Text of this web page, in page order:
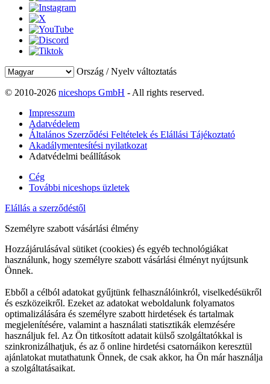
Ország / Nyelv változtatás
© 2010-2026 niceshops GmbH - All rights reserved.
Impresszum
Adatvédelem
Általános Szerződési Feltételek és Elállási Tájékoztató
Akadálymentesítési nyilatkozat
Adatvédelmi beállítások
Cég
További niceshops üzletek
Elállás a szerződéstől
Személyre szabott vásárlási élmény
Hozzájárulásával sütiket (cookies) és egyéb technológiákat
használunk, hogy személyre szabott vásárlási élményt nyújtsunk
Önnek.
Ebből a célból adatokat gyűjtünk felhasználóinkról, viselkedésükről
és eszközeikről. Ezeket az adatokat weboldalunk folyamatos
optimalizálására és személyre szabott hirdetések és tartalmak
megjelenítésére, valamint a használati statisztikák elemzésére
használjuk fel. Az Ön titkosított adatait külső szolgáltatókkal is
szinkronizálhatjuk, és az ő online hirdetési csatornáikon keresztül
ajánlatokat mutathatunk Önnek, de csak akkor, ha Ön már használja
a szolgáltatásaikat.